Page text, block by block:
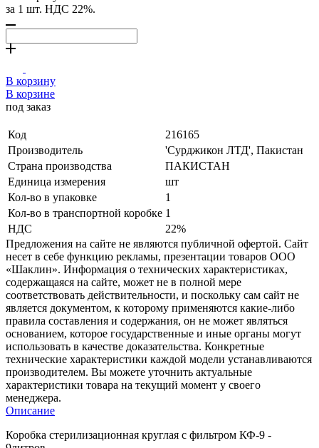
за 1 шт. НДС 22%.
В корзину
В корзине
под заказ
Код
216165
Производитель
'Сурджикон ЛТД', Пакистан
Страна производства
ПАКИСТАН
Единица измерения
шт
Кол-во в упаковке
1
Кол-во в транспортной коробке 1
НДС
22%
Предложения на сайте не являются публичной офертой. Сайт
несет в себе функцию рекламы, презентации товаров ООО
«Шаклин». Информация о технических характеристиках,
содержащаяся на сайте, может не в полной мере
соответствовать действительности, и поскольку сам сайт не
является документом, к которому применяются какие-либо
правила составления и содержания, он не может являться
основанием, которое государственные и иные органы могут
использовать в качестве доказательства. Конкретные
технические характеристики каждой модели устанавливаются
производителем. Вы можете уточнить актуальные
характеристики товара на текущий момент у своего
менеджера.
Описание
Коробка стерилизационная круглая с фильтром КФ-9 -